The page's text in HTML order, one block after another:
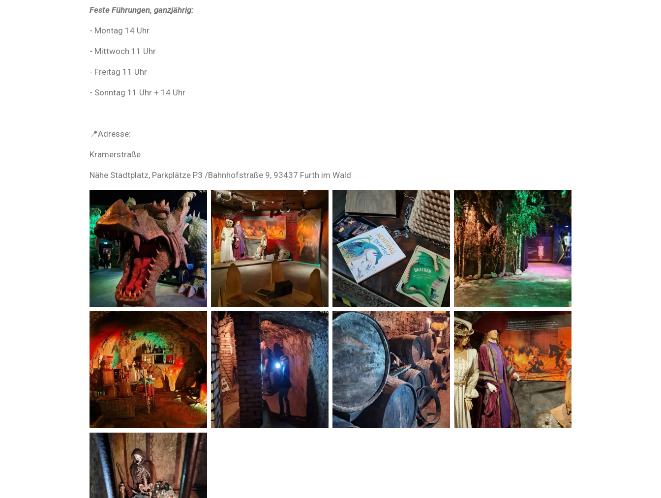
Feste Führungen, ganzjährig:
- Montag 14 Uhr
- Mittwoch 11 Uhr
- Freitag 11 Uhr
- Sonntag 11 Uhr + 14 Uhr
📍Adresse:
Kramerstraße
Nähe Stadtplatz, Parkplätze P3 /Bahnhofstraße 9, 93437 Furth im Wald